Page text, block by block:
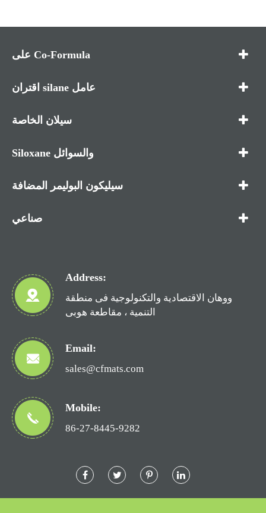
على Co-Formula
اقتران silane عامل
سيلان الخاصة
Siloxane والسوائل
سيليكون البوليمر المضافة
صناعي
Address:
ووهان الاقتصادية والتكنولوجية فى منطقة
التنمية ، مقاطعة هوبى
Email:
sales@cfmats.com
Mobile:
86-27-8445-9282